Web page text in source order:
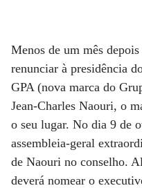
Menos de um mês
renunciar à presidência
GPA (nova marca do
Jean-Charles Naouri, o
o seu lugar. No dia 9 de
assembleia-geral
de Naouri no conselho.
deverá nomear o